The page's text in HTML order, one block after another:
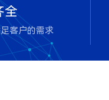
全
客户的需求